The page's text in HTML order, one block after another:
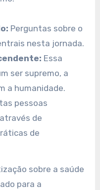
Perguntas sobre o
nesta jornada.
Essa
ser supremo, a
a humanidade.
pessoas
de
de
sobre a saúde
para a